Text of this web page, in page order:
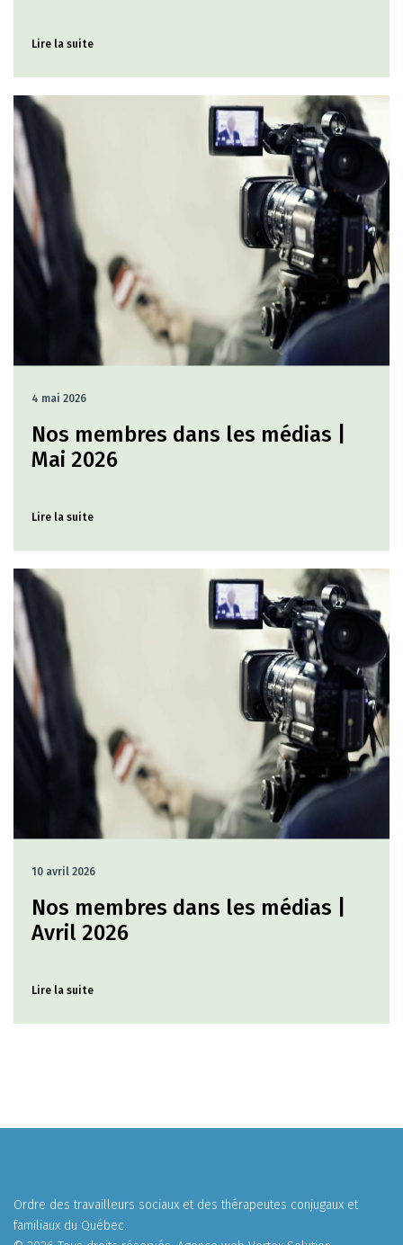
Lire la suite
4 mai 2026
Nos membres dans les médias |
Mai 2026
Lire la suite
10 avril 2026
Nos membres dans les médias |
Avril 2026
Lire la suite
Ordre des travailleurs sociaux et des thérapeutes conjugaux et
familiaux du Québec.